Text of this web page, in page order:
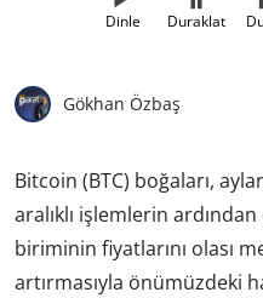
Dinle Duraklat
Gökhan Özbaş
Bitcoin (BTC) boğaları,
aralıklı işlemlerin
biriminin fiyatlarını olası
artırmasıyla önümüzdeki